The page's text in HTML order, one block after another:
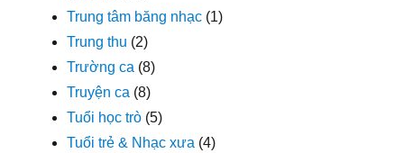
Trung tâm băng nhạc (1)
Trung thu (2)
Trường ca (8)
Truyện ca (8)
Tuổi học trò (5)
Tuổi trẻ & Nhạc xưa (4)